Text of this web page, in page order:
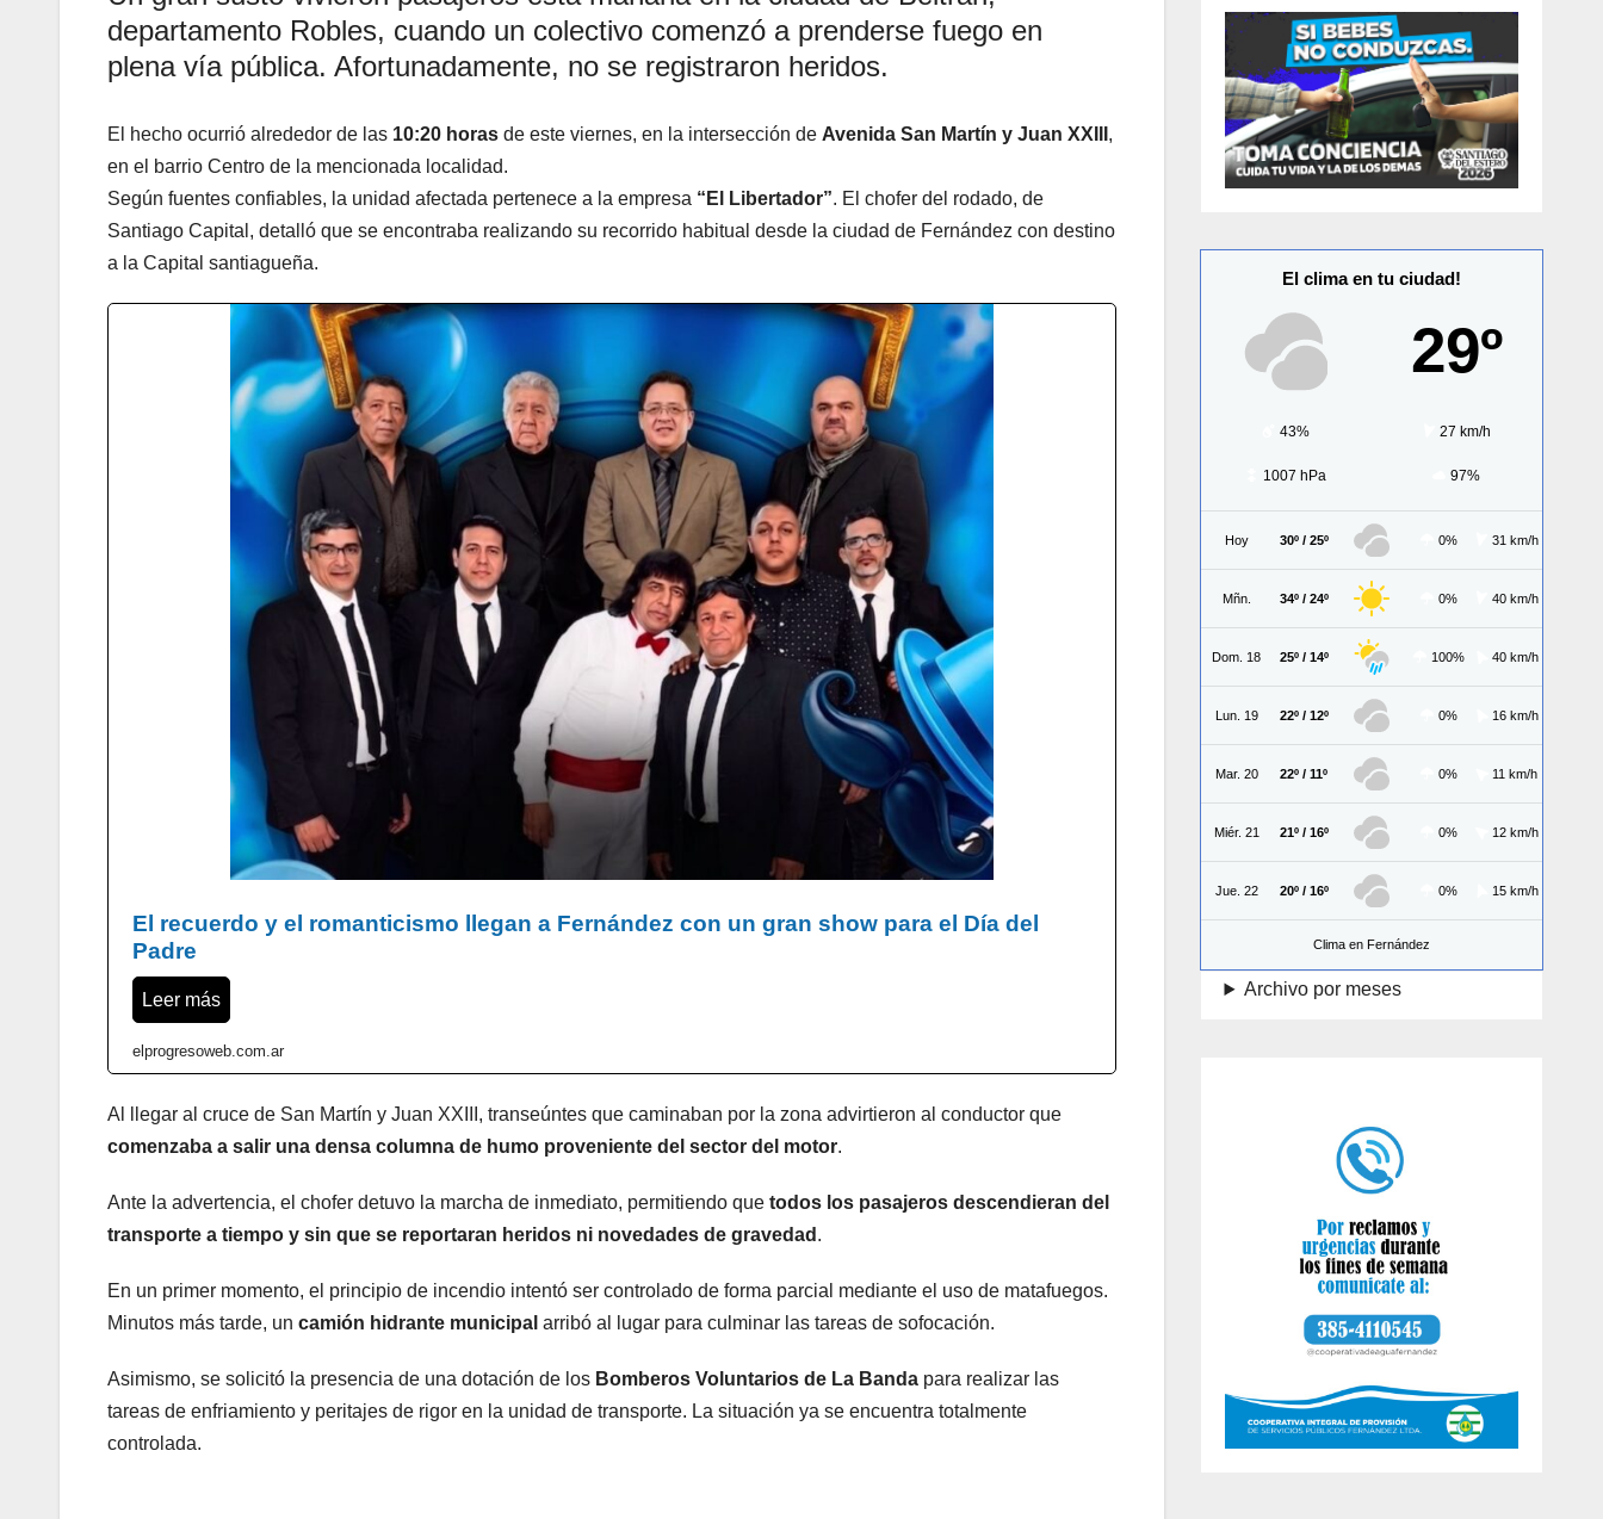
departamento Robles, cuando un colectivo comenzó a prenderse fuego en
plena vía pública. Afortunadamente, no se registraron heridos.
El hecho ocurrió alrededor de las 10:20 horas de este viernes, en la intersección de Avenida San Martín y Juan XXIII ,
en el barrio Centro de la mencionada localidad.
Según fuentes confiables, la unidad afectada pertenece a la empresa “El Libertador”. El chofer del rodado, de
Santiago Capital, detalló que se encontraba realizando su recorrido habitual desde la ciudad de Fernández con destino
a la Capital santiagueña.
El recuerdo y el romanticismo llegan a Fernández con un gran show para el Día del
Padre
Leer más
elprogresoweb.com.ar
Al llegar al cruce de San Martín y Juan XXIII, transeúntes que caminaban por la zona advirtieron al conductor que
comenzaba a salir una densa columna de humo proveniente del sector del motor.
Ante la advertencia, el chofer detuvo la marcha de inmediato, permitiendo que todos los pasajeros descendieran del
transporte a tiempo y sin que se reportaran heridos ni novedades de gravedad .
En un primer momento, el principio de incendio intentó ser controlado de forma parcial mediante el uso de matafuegos.
Minutos más tarde, un camión hidrante municipal arribó al lugar para culminar las tareas de sofocación.
Asimismo, se solicitó la presencia de una dotación de los Bomberos Voluntarios de La Banda para realizar las
tareas de enfriamiento y peritajes de rigor en la unidad de transporte. La situación ya se encuentra totalmente
controlada.
El clima en tu ciudad!
29º
43% 27 km/h
1007 hPa 97%
Hoy 30º / 25º 0% 31 km/h
Mñn. 34º / 24º 0% 40 km/h
Dom. 18 25º / 14º 100% 40 km/h
Lun. 19 22º / 12º 0% 16 km/h
Mar. 20 22º / 11º 0% 11 km/h
Miér. 21 21º / 16º 0% 12 km/h
Jue. 22 20º / 16º 0% 15 km/h
Clima en Fernández
Archivo por meses